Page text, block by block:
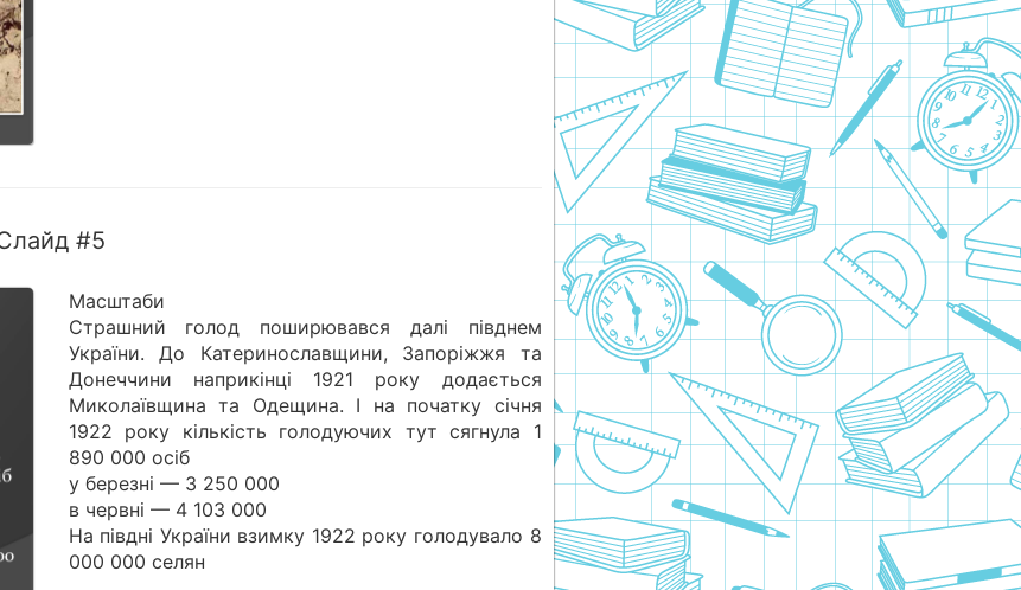
#5
Масштаби
Страшний голод поширювався далі півднем
України. До Катеринославщини, Запоріжжя та
Донеччини наприкінці 1921 року додається
Миколаївщина та Одещина. І на початку січня
1922 року кількість голодуючих тут сягнула 1
890 000 осіб
у березні — 3 250 000
в червні — 4 103 000
На півдні України взимку 1922 року голодувало 8
000 000 селян